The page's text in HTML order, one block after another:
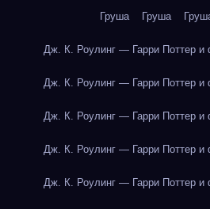
Груша Груша
Дж. К. Роулинг — Гарри Поттер и
Дж. К. Роулинг — Гарри Поттер и
Дж. К. Роулинг — Гарри Поттер и
Дж. К. Роулинг — Гарри Поттер и
Дж. К. Роулинг — Гарри Поттер и